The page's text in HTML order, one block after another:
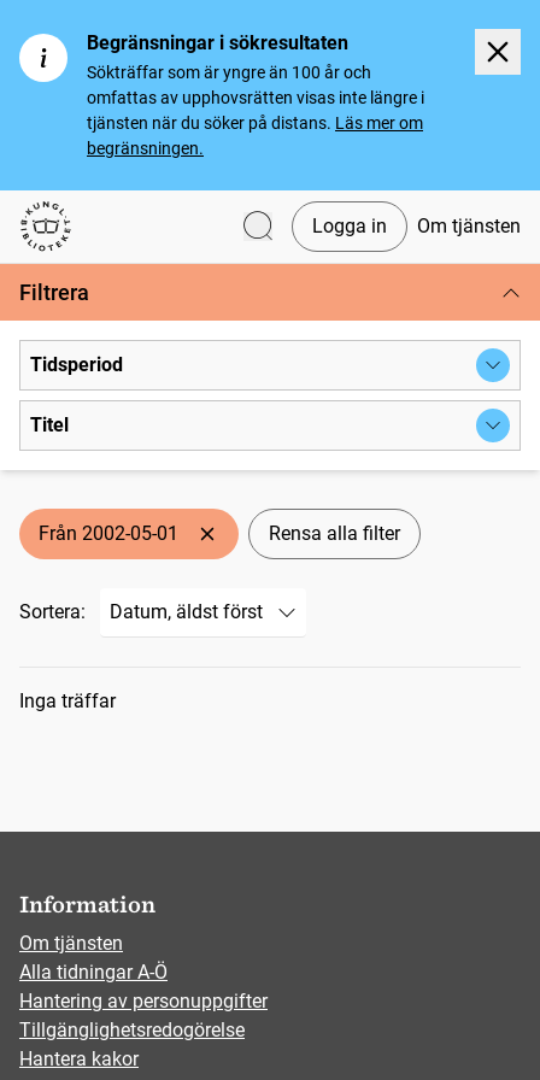
Begränsningar i sökresultaten
Sökträffar som är yngre än 100 år och
omfattas av upphovsrätten visas inte längre i
tjänsten när du söker på distans. Läs mer om
begränsningen.
Svenska tidningar
Logga in Om tjänsten
Filtrera
Tidsperiod
Titel
Från 2002-05-01 Rensa alla filter
Sortera:
Sökresultat
Inga träffar
Information
Om tjänsten
Alla tidningar A-Ö
Hantering av personuppgifter
Tillgänglighetsredogörelse
Hantera kakor